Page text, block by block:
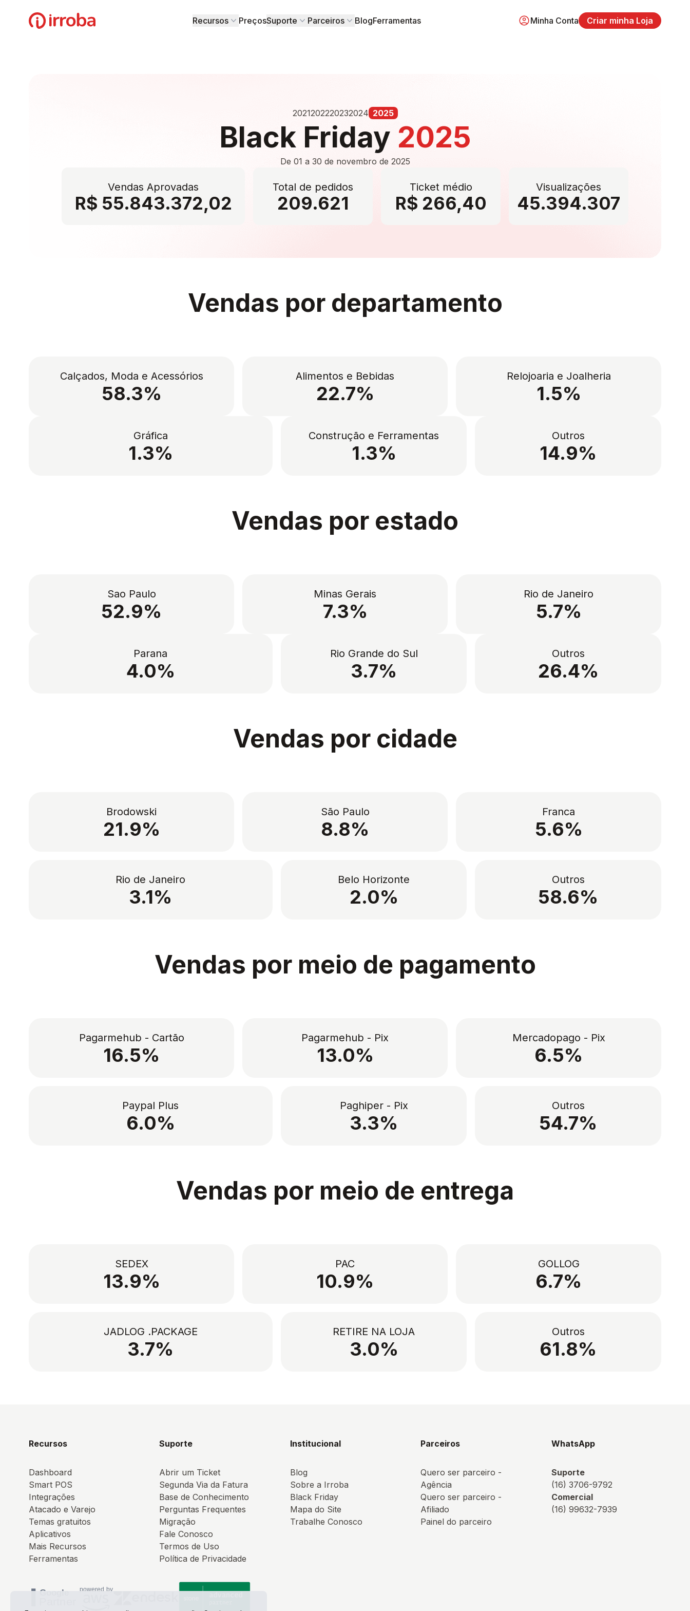
Irroba Recursos PreçosSuporte Parceiros BlogFerramentas Minha Conta Criar minha Loja
2021202220232024 2025
Black Friday 2025
De 01 a 30 de novembro de 2025
Vendas Aprovadas
R$ 55.843.372,02
Total de pedidos
209.621
Ticket médio
R$ 266,40
Visualizações
45.394.307
Vendas por departamento
Calçados, Moda e Acessórios
58.3%
Alimentos e Bebidas
22.7%
Relojoaria e Joalheria
1.5%
Gráfica
1.3%
Construção e Ferramentas
1.3%
Outros
14.9%
Vendas por estado
Sao Paulo
52.9%
Minas Gerais
7.3%
Rio de Janeiro
5.7%
Parana
4.0%
Rio Grande do Sul
3.7%
Outros
26.4%
Vendas por cidade
Brodowski
21.9%
São Paulo
8.8%
Franca
5.6%
Rio de Janeiro
3.1%
Belo Horizonte
2.0%
Outros
58.6%
Vendas por meio de pagamento
Pagarmehub - Cartão
16.5%
Pagarmehub - Pix
13.0%
Mercadopago - Pix
6.5%
Paypal Plus
6.0%
Paghiper - Pix
3.3%
Outros
54.7%
Vendas por meio de entrega
SEDEX
13.9%
PAC
10.9%
GOLLOG
6.7%
JADLOG .PACKAGE
3.7%
RETIRE NA LOJA
3.0%
Outros
61.8%
Recursos
Dashboard
Smart POS
Integrações
Atacado e Varejo
Temas gratuitos
Aplicativos
Mais Recursos
Ferramentas
Suporte
Abrir um Ticket
Segunda Via da Fatura
Base de Conhecimento
Perguntas Frequentes
Migração
Fale Conosco
Termos de Uso
Política de Privacidade
Institucional
Blog
Sobre a Irroba
Black Friday
Mapa do Site
Trabalhe Conosco
Parceiros
Quero ser parceiro -
Agência
Quero ser parceiro -
Afiliado
Painel do parceiro
WhatsApp
Suporte
(16) 3706-9792
Comercial
(16) 99632-7939